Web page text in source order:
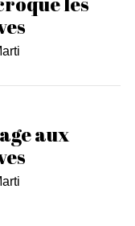
aux